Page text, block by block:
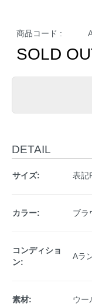
商品コード :
SOLD
DETAIL
サイズ: 表記
カラー: ブラ
コンディショ
ン:
Aラ
素材: ウー